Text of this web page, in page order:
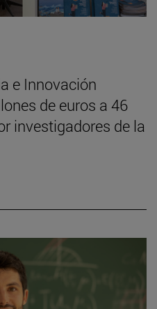
e Innovación
de euros a 46
investigadores de la